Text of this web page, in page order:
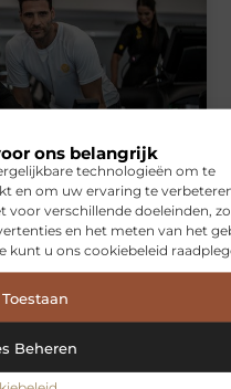
ons belangrijk
technologieën om te
en om uw ervaring te
voor verschillende doeleinden,
en het meten van het
kunt u ons cookiebeleid
Beheren
in Utrecht voor een